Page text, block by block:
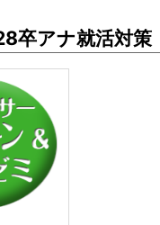
アナ就活対策